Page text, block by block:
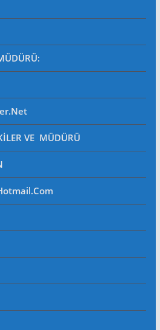
:
VE MÜDÜRÜ